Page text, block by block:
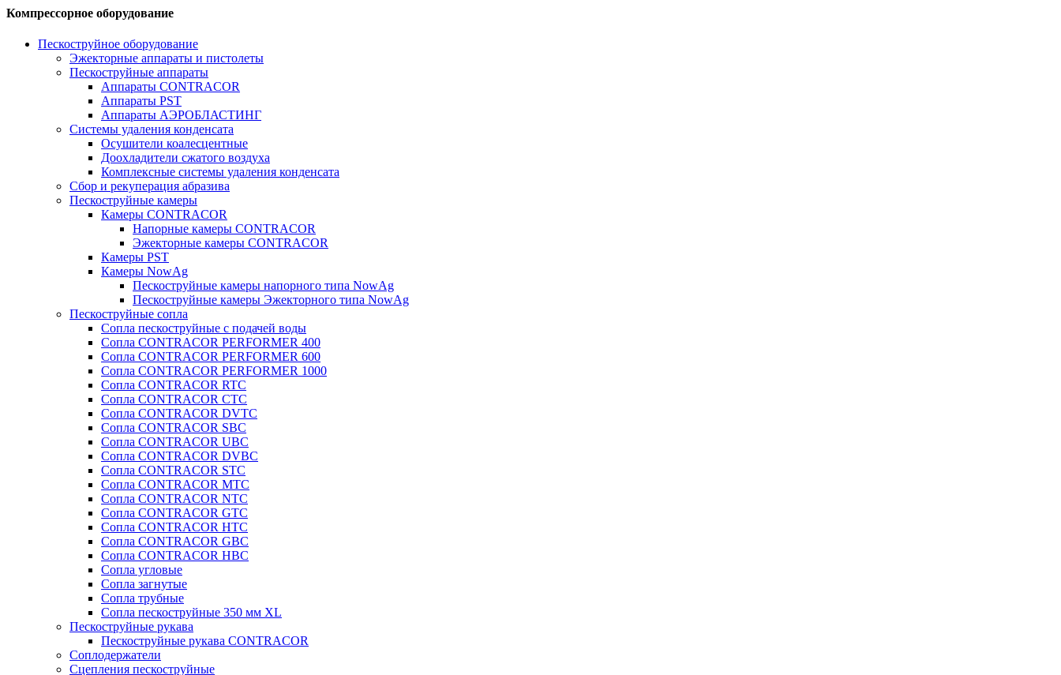
Компрессорное оборудование
Пескоструйное оборудование
Эжекторные аппараты и пистолеты
Пескоструйные аппараты
Аппараты CONTRACOR
Аппараты PST
Аппараты АЭРОБЛАСТИНГ
Системы удаления конденсата
Осушители коалесцентные
Доохладители сжатого воздуха
Комплексные системы удаления конденсата
Сбор и рекуперация абразива
Пескоструйные камеры
Камеры CONTRACOR
Напорные камеры CONTRACOR
Эжекторные камеры CONTRACOR
Камеры PST
Камеры NowAg
Пескоструйные камеры напорного типа NowAg
Пескоструйные камеры Эжекторного типа NowAg
Пескоструйные сопла
Сопла пескоструйные с подачей воды
Сопла CONTRACOR PERFORMER 400
Сопла CONTRACOR PERFORMER 600
Сопла CONTRACOR PERFORMER 1000
Сопла CONTRACOR RTC
Сопла CONTRACOR CTC
Сопла CONTRACOR DVTC
Сопла CONTRACOR SBC
Сопла CONTRACOR UBC
Сопла CONTRACOR DVBC
Сопла CONTRACOR STC
Сопла CONTRACOR MTC
Сопла CONTRACOR NTC
Сопла CONTRACOR GTC
Сопла CONTRACOR HTC
Сопла CONTRACOR GBC
Сопла CONTRACOR HBC
Сопла угловые
Сопла загнутые
Сопла трубные
Сопла пескоструйные 350 мм XL
Пескоструйные рукава
Пескоструйные рукава CONTRACOR
Соплодержатели
Сцепления пескоструйные